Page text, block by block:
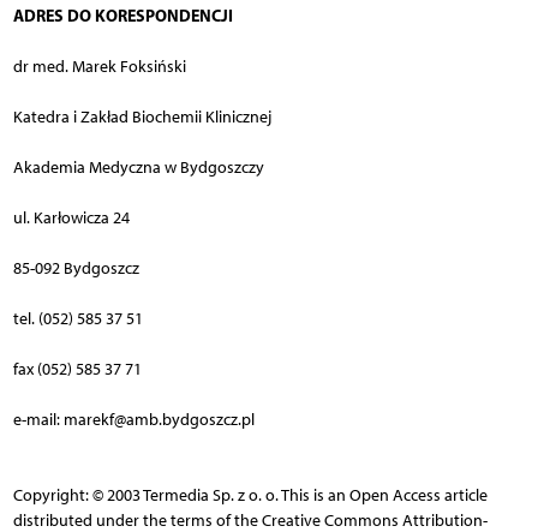
ADRES DO KORESPONDENCJI
dr med. Marek Foksiński
Katedra i Zakład Biochemii Klinicznej
Akademia Medyczna w Bydgoszczy
ul. Karłowicza 24
85-092 Bydgoszcz
tel. (052) 585 37 51
fax (052) 585 37 71
e-mail: marekf@amb.bydgoszcz.pl
Copyright: © 2003 Termedia Sp. z o. o. This is an Open Access article
distributed under the terms of the Creative Commons Attribution-